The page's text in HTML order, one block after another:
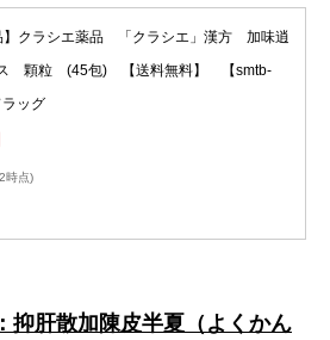
】クラシエ薬品 「クラシエ」漢方 加味逍
顆粒 (45包) 【送料無料】 【smtb-
ッグ
時点)
抑肝散加陳皮半夏（よくかん